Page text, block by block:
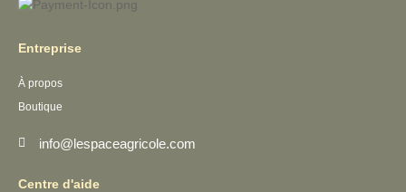
Entreprise
À propos
Boutique
info@lespaceagricole.com
Centre d'aide